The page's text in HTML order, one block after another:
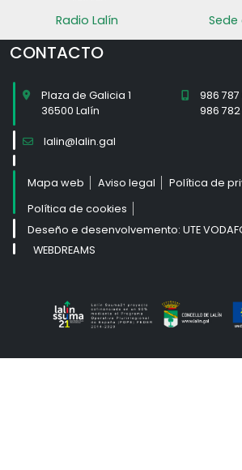
Radio Lalín
CONTACTO
Plaza de Galicia 1
36500 Lalín
986 787
986
lalin@lalin.gal
Mapa web Aviso legal
Política de
Política de cookies
Deseño e desenvolvemento: UTE
WEBDREAMS